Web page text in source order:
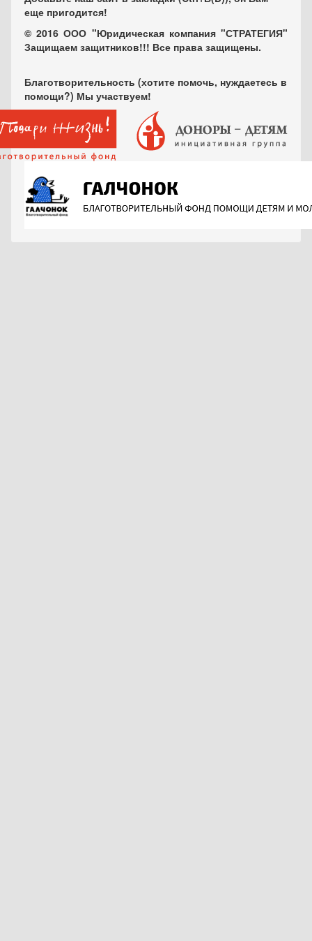
еще пригодится!
© 2016 ООО "Юридическая компания "СТРАТЕГИЯ"
Защищаем защитников!!! Все права защищены.
Благотворительность (хотите помочь, нуждаетесь в
помощи?) Мы участвуем!